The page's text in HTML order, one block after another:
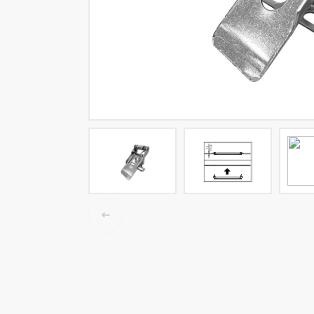
Luminaire LED étanche
Éclairage plafonnier et mur